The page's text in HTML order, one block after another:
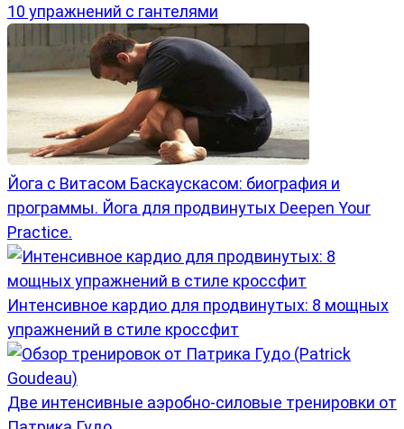
10 упражнений с гантелями
Йога с Витасом Баскаускасом: биография и
программы. Йога для продвинутых Deepen Your
Practice.
Интенсивное кардио для продвинутых: 8 мощных
упражнений в стиле кроссфит
Две интенсивные аэробно-силовые тренировки от